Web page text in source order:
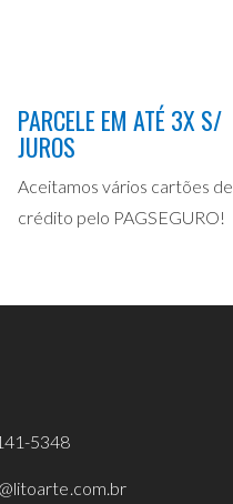
PARCELE EM ATÉ 3X S/
JUROS
Aceitamos vários cartões de
crédito pelo PAGSEGURO!
5348